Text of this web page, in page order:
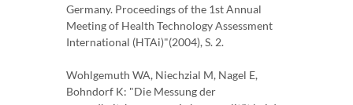
Germany. Proceedings of the 1st Annual
Meeting of Health Technology Assessment
International (HTAi)"(2004), S. 2.
Wohlgemuth WA, Niechzial M, Nagel E,
Bohndorf K: "Die Messung der